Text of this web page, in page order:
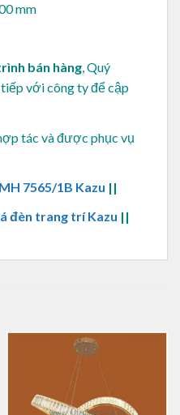
mm
bán hàng, Quý
với công ty để cập
tác và được phục vụ
7565/1B Kazu ||
đèn trang trí Kazu ||